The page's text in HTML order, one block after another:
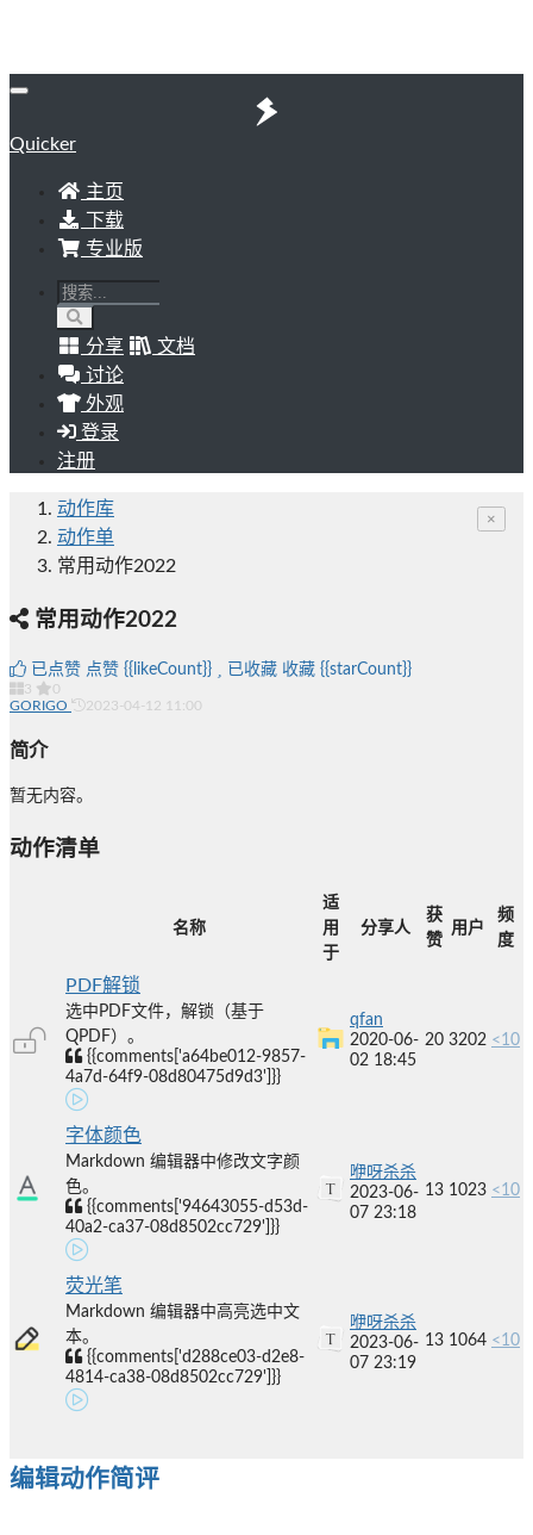
Quicker
主页
下载
专业版
分享
文档
讨论
外观
登录
注册
动作库
动作单
常用动作2022
常用动作2022
已点赞 点赞 {{likeCount}} 已收藏 收藏 {{starCount}}
3
0
GORIGO
2023-04-12 11:00
简介
暂无内容。
动作清单
名称
适
用
于
分享人
获
赞
用户
频
度
PDF解锁
选中PDF文件，解锁（基于
QPDF）。
{{comments['a64be012-9857-
4a7d-64f9-08d80475d9d3']}}
qfan
2020-06-
02 18:45
20 3202 <10
字体颜色
Markdown 编辑器中修改文字颜
色。
{{comments['94643055-d53d-
40a2-ca37-08d8502cc729']}}
咿呀杀杀
2023-06-
07 23:18
13 1023 <10
荧光笔
Markdown 编辑器中高亮选中文
本。
{{comments['d288ce03-d2e8-
4814-ca38-08d8502cc729']}}
咿呀杀杀
2023-06-
07 23:19
13 1064 <10
编辑动作简评
×